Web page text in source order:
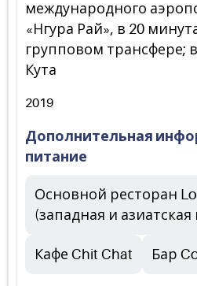
международного
«Нгура Рай», в 20
групповом трансфере;
Кута
2019
Дополнительная
питание
Основной ресторан
(западная и азиатская
Кафе Chit Chat Бар